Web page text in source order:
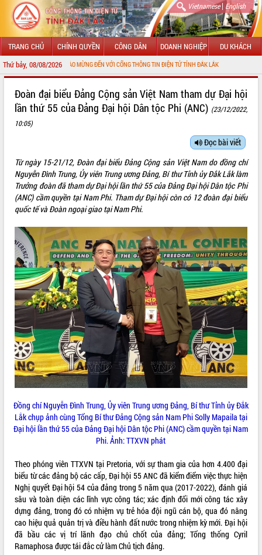
Vietnamese| English
TRANG CHỦ CHÍNH QUYỀN CÔNG DÂN DOANH NGHIỆP DU KHÁCH
Thứ bảy, 08/08/2026CHÀO MỪNG ĐẾN VỚI CỔNG THÔNG TIN ĐIỆN TỬ TỈNH ĐẮK LẮK
LÃNH ĐẠO UBND TỈNH
SỞ, BAN, NGÀNH
UBND CÁC XÃ, PHƯỜNG
THÔNG TIN CHỈ ĐẠO ĐIỀU HÀNH
HỆ THỐNG VĂN BẢN
VĂN BẢN HĐND TỈNH
ĐIỂM TIN VĂN BẢN
QUY HOẠCH - KẾ HOẠCH
VIDEO
Đoàn đại biểu Đảng Cộng sản Việt Nam tham dự Đại hội
lần thứ 55 của Đảng Đại hội Dân tộc Phi (ANC) (23/12/2022,
10:05)
Đọc bài viết
Từ ngày 15-21/12, Đoàn đại biểu Đảng Cộng sản Việt Nam do đồng chí
Nguyễn Đình Trung, Ủy viên Trung ương Đảng, Bí thư Tỉnh ủy Đắk Lắk làm
Trưởng đoàn đã tham dự Đại hội lần thứ 55 của Đảng Đại hội Dân tộc Phi
(ANC) cầm quyền tại Nam Phi. Tham dự Đại hội còn có 12 đoàn đại biểu
quốc tế và Đoàn ngoại giao tại Nam Phi.
Đồng chí Nguyễn Đình Trung, Ủy viên Trung ương Đảng, Bí thư Tỉnh ủy Đắk
Lắk chụp ảnh cùng Tổng Bí thư Đảng Cộng sản Nam Phi Solly Mapaila tại
Đại hội lần thứ 55 của Đảng Đại hội Dân tộc Phi (ANC) cầm quyền tại Nam
Phi. Ảnh: TTXVN phát
Theo phóng viên TTXVN tại Pretoria, với sự tham gia của hơn 4.400 đại
biểu từ các đảng bộ các cấp, Đại hội 55 ANC đã kiểm điểm việc thực hiện
Nghị quyết Đại hội 54 của đảng trong 5 năm qua (2017-2022), đánh giá
sâu và toàn diện các lĩnh vực công tác; xác định đổi mới công tác xây
dựng đảng, trong đó có nhiệm vụ trẻ hóa đội ngũ cán bộ, qua đó nâng
cao hiệu quả quản trị và điều hành đất nước trong nhiệm kỳ mới. Đại hội
đã bầu các vị trí lãnh đạo chủ chốt của đảng; Tổng thống Cyril
Ramaphosa được tái đắc cử làm Chủ tịch đảng.